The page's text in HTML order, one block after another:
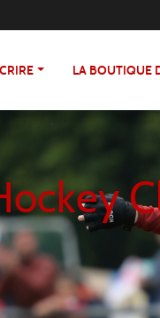
LA BOUTIQUE